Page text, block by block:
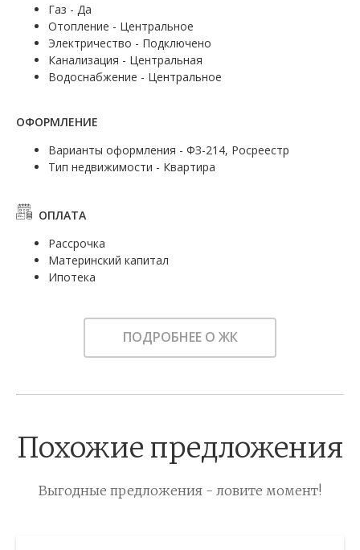
Газ - Да
Отопление - Центральное
Электричество - Подключено
Канализация - Центральная
Водоснабжение - Центральное
ОФОРМЛЕНИЕ
Варианты оформления - ФЗ-214, Росреестр
Тип недвижимости - Квартира
ОПЛАТА
Рассрочка
Материнский капитал
Ипотека
ПОДРОБНЕЕ О ЖК
Похожие предложения
Выгодные предложения - ловите момент!